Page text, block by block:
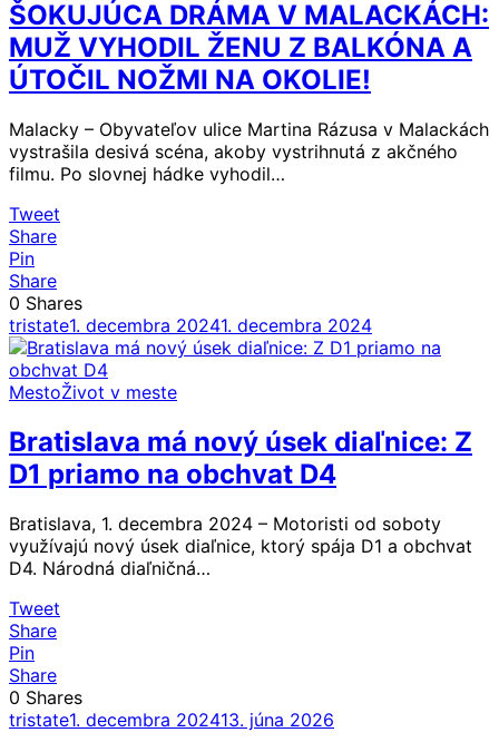
ŠOKUJÚCA DRÁMA V MALACKÁCH:
MUŽ VYHODIL ŽENU Z BALKÓNA A
ÚTOČIL NOŽMI NA OKOLIE!
Malacky – Obyvateľov ulice Martina Rázusa v Malackách
vystrašila desivá scéna, akoby vystrihnutá z akčného
filmu. Po slovnej hádke vyhodil…
Tweet
Share
Pin
Share
0 Shares
tristate1. decembra 20241. decembra 2024
MestoŽivot v meste
Bratislava má nový úsek diaľnice: Z
D1 priamo na obchvat D4
Bratislava, 1. decembra 2024 – Motoristi od soboty
využívajú nový úsek diaľnice, ktorý spája D1 a obchvat
D4. Národná diaľničná…
Tweet
Share
Pin
Share
0 Shares
tristate1. decembra 202413. júna 2026